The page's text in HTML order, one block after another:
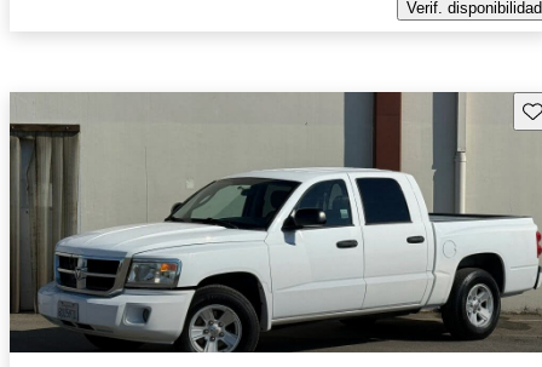
Verif. disponibilidad